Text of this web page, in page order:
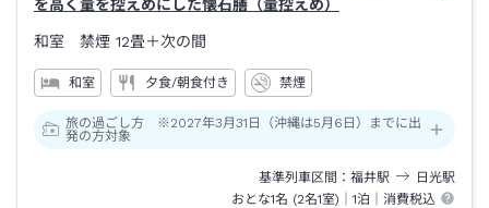
を高く量を控えめにした懐石膳（量控えめ）
和室 禁煙 12畳＋次の間
和室 夕食/朝食付き 禁煙
旅の過ごし方 ※2027年3月31日（沖縄は5月6日）までに出
発の方対象
基準列車区間 福井駅 日光駅
おとな1名 (2名1室)｜1泊 ｜消費税込